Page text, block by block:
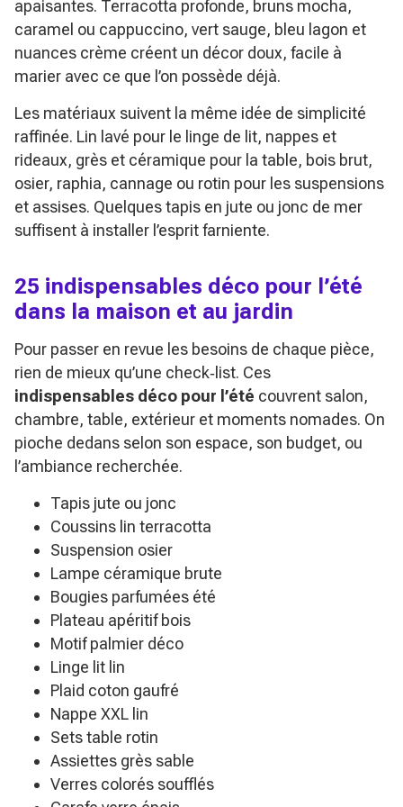
apaisantes. Terracotta profonde, bruns mocha,
caramel ou cappuccino, vert sauge, bleu lagon et
nuances crème créent un décor doux, facile à
marier avec ce que l’on possède déjà.
Les matériaux suivent la même idée de simplicité
raffinée. Lin lavé pour le linge de lit, nappes et
rideaux, grès et céramique pour la table, bois brut,
osier, raphia, cannage ou rotin pour les suspensions
et assises. Quelques tapis en jute ou jonc de mer
suffisent à installer l’esprit farniente.
25 indispensables déco pour l’été
dans la maison et au jardin
Pour passer en revue les besoins de chaque pièce,
rien de mieux qu’une check‑list. Ces
indispensables déco pour l’été couvrent salon,
chambre, table, extérieur et moments nomades. On
pioche dedans selon son espace, son budget, ou
l’ambiance recherchée.
Tapis jute ou jonc
Coussins lin terracotta
Suspension osier
Lampe céramique brute
Bougies parfumées été
Plateau apéritif bois
Motif palmier déco
Linge lit lin
Plaid coton gaufré
Nappe XXL lin
Sets table rotin
Assiettes grès sable
Verres colorés soufflés